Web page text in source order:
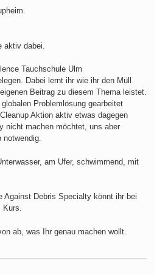
dabei.
Dabei lernt ihr wie ihr den Müll
Beitrag zu diesem Thema leistet.
Problemlösung gearbeitet
Aktion aktiv etwas dagegen
nicht machen möchtet, uns aber
notwendig.
am Ufer, schwimmend, mit
Against Debris Specialty könnt ihr bei
Kurs.
ab, was Ihr genau machen wollt.